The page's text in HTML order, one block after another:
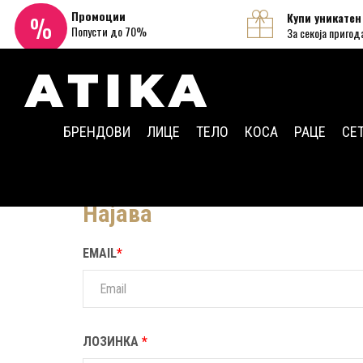
%
Промоции
Попусти до 70%
Купи
За секоја
БРЕНДОВИ ЛИЦЕ ТЕЛО КОСА РАЦЕ
Најава
EMAIL*
ЛОЗИНКА *